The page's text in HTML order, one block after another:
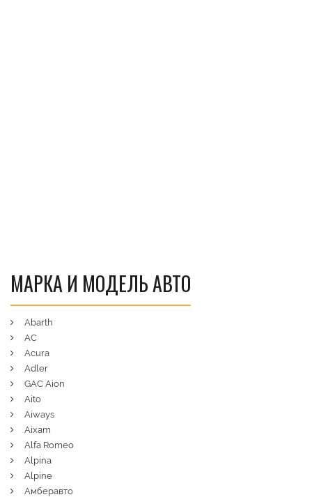
МАРКА И МОДЕЛЬ АВТО
Abarth
AC
Acura
Adler
GAC Aion
Aito
Aiways
Aixam
Alfa Romeo
Alpina
Alpine
Амберавто